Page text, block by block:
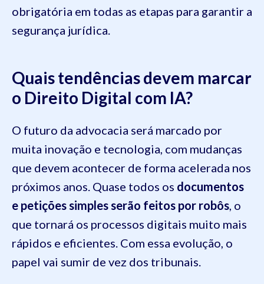
obrigatória em todas as etapas para garantir a
segurança jurídica.
Quais tendências devem marcar
o Direito Digital com IA?
O futuro da advocacia será marcado por
muita inovação e tecnologia, com mudanças
que devem acontecer de forma acelerada nos
próximos anos. Quase todos os documentos
e petições simples serão feitos por robôs , o
que tornará os processos digitais muito mais
rápidos e eficientes. Com essa evolução, o
papel vai sumir de vez dos tribunais.